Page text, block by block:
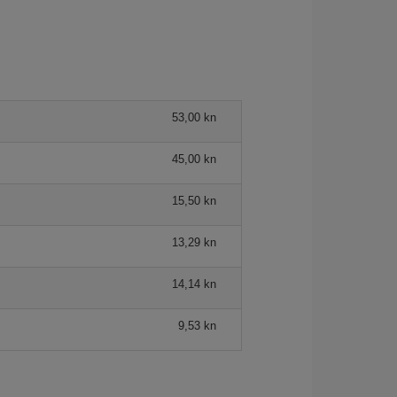
53,00 kn
45,00 kn
15,50 kn
13,29 kn
14,14 kn
9,53 kn